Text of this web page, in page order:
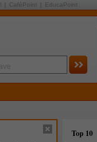
CaféPoint EducaPoint
Top 10